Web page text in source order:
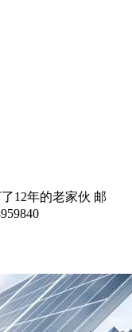
12年的老家伙 邮